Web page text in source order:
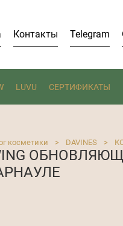
Контакты Telegram
LUVU СЕРТИФИКАТЫ
косметики > DAVINES >